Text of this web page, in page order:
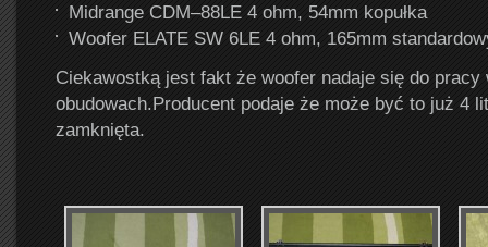
Midrange CDM–88LE 4 ohm, 54mm kopułka
Woofer ELATE SW 6LE 4 ohm, 165mm
Ciekawostką jest fakt że woofer nadaje się do pracy
obudowach.Producent podaje że może być to już 4
zamknięta.